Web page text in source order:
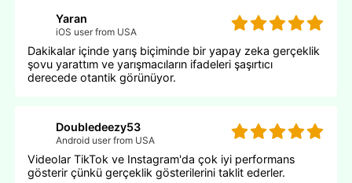
Yaran
iOS user from USA
Dakikalar içinde yarış biçiminde bir yapay zeka gerçeklik
şovu yarattım ve yarışmacıların ifadeleri şaşırtıcı
derecede otantik görünüyor.
Doubledeezy53
Android user from USA
Videolar TikTok ve Instagram'da çok iyi performans
gösterir çünkü gerçeklik gösterilerini taklit ederler.